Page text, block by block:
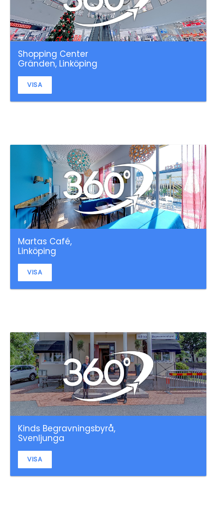
Shopping Center
Gränden, Linköping
VISA
Martas Café,
Linköping
VISA
Kinds Begravningsbyrå,
Svenljunga
VISA